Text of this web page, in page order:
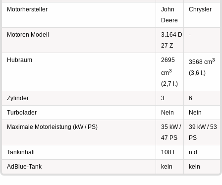
Motorhersteller
John
Deere
Chrysler
Motoren Modell
3.164 D
27 Z
-
Hubraum
2695
cm3
(2,7 l.)
3568 cm3
(3,6 l.)
Zylinder 3 6
Turbolader Nein Nein
Maximale Motorleistung (kW / PS)
35 kW /
47 PS
39 kW / 53
PS
Tankinhalt 108 l. n.d.
AdBlue-Tank kein kein